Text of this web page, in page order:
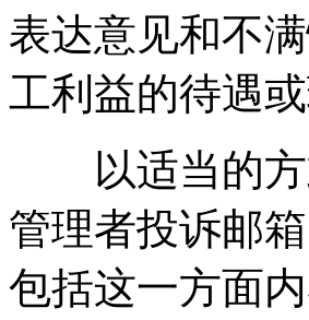
表达意见和不
工利益的待遇或
以适当的方
管理者投诉邮
包括这一方面内